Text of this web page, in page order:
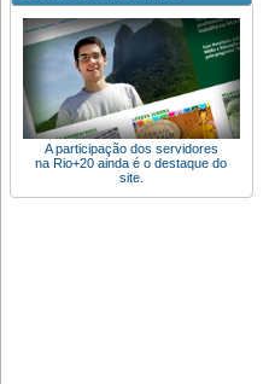
A participação dos servidores
na Rio+20 ainda é o destaque do
site.